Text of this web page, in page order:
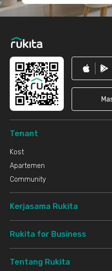
Tenant
Kost
Apartemen
Community
Kerjasama Rukita
Rukita for Business
Tentang Rukita